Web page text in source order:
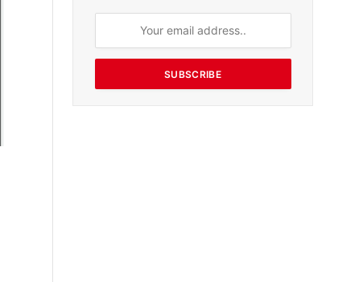
SUBSCRIBE